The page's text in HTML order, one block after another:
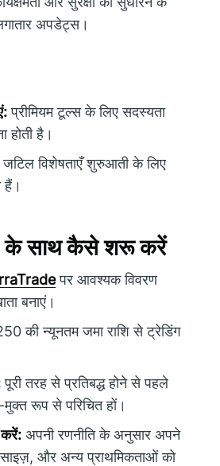
अपडेट्स।
प्रीमियम टूल्स के लिए सदस्यता
है।
जटिल विशेषताएँ शुरुआती के लिए
हैं।
के साथ कैसे शरू करें
पर आवश्यक विवरण
बनाएं।
की न्यूनतम जमा राशि से ट्रेडिंग
पूरी तरह से प्रतिबद्ध होने से पहले
मुक्त रूप से परिचित हों।
करें: अपनी रणनीति के अनुसार अपने
और अन्य प्राथमिकताओं को